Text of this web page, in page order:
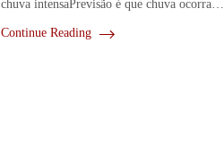
chuva intensaPrevisão é que chuva ocorra…
Continue Reading